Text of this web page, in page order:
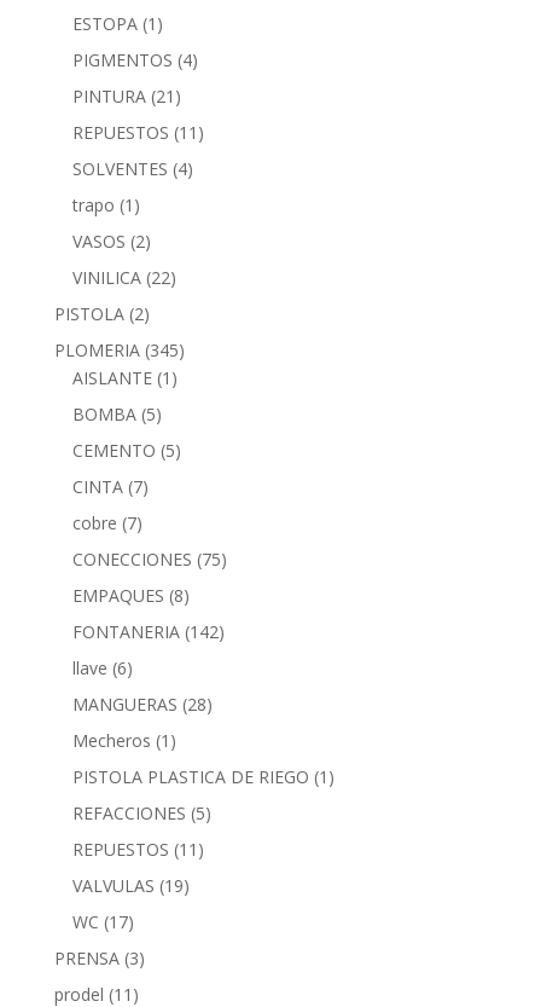
ESTOPA (1)
PIGMENTOS (4)
PINTURA (21)
REPUESTOS (11)
SOLVENTES (4)
trapo (1)
VASOS (2)
VINILICA (22)
PISTOLA (2)
PLOMERIA (345)
AISLANTE (1)
BOMBA (5)
CEMENTO (5)
CINTA (7)
cobre (7)
CONECCIONES (75)
EMPAQUES (8)
FONTANERIA (142)
llave (6)
MANGUERAS (28)
Mecheros (1)
PISTOLA PLASTICA DE RIEGO (1)
REFACCIONES (5)
REPUESTOS (11)
VALVULAS (19)
WC (17)
PRENSA (3)
prodel (11)